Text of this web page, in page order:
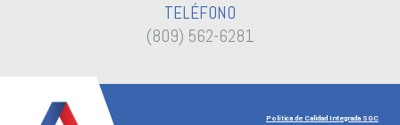
TELÉFONO
(809) 562-6281
Política de Calidad Integrada SGC